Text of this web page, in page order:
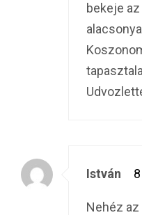
bekeje
István
Nehéz az